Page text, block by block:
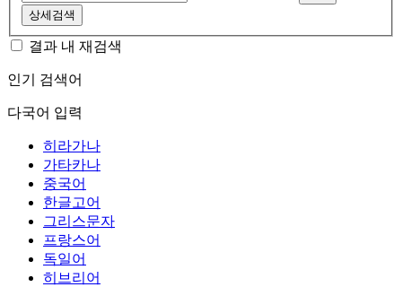
상세검색
결과 내 재검색
인기 검색어
다국어 입력
히라가나
가타카나
중국어
한글고어
그리스문자
프랑스어
독일어
히브리어